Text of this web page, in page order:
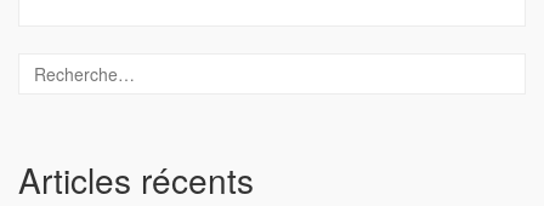
Articles récents